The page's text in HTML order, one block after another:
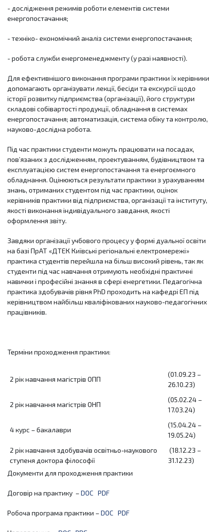
- дослідження режимів роботи елементів системи
енергопостачання;
- техніко- економічний аналіз системи енергопостачання;
- робота служби енергоменеджменту (у разі наявності).
Для ефективнішого виконання програми практики їх керівники
допомагають організувати лекції, бесіди та екскурсії щодо
історії розвитку підприємства (організації), його структури
складові собівартості продукції, обладнання в системах
енергопостачання; автоматизація, система обіку та контролю,
науково-дослідна робота.
Під час практики студенти можуть працювати на посадах,
пов’язаних з дослідженням, проектуванням, будівництвом та
експлуатацією систем енергопостачання та енергоємного
обладнання. Оцінюються результати практики з урахуванням
знань, отриманих студентом під час практики, оцінок
керівників практики від підприємства, організації та інституту,
якості виконання індивідуального завдання, якості
оформлення звіту.
Завдяки організації учбового процесу у формі дуальної освіти
на базі ПрАТ «ДТЕК Київські регіональні електромережі»
практика студентів перейшла на більш високий рівень, так як
студенти під час навчання отримують необхідні практичні
навички і професійні знання в сфері енергетики. Педагогічна
практика здобувачів рівня PhD проходить на кафедрі ЕП під
керівництвом найбільш кваліфікованих науково-педагогічних
працівників.
Терміни проходження практики:
2 рік навчання магістрів ОПП
(01.09.23 –
26.10.23)
2 рік навчання магістрів ОНП
(05.02.24 –
17.03.24)
4 курс – бакалаври
(15.04.24 –
19.05.24)
2 рік навчання здобувачів освітньо-наукового
ступеня доктора філософії
(18.12.23 –
31.12.23)
Документи для проходження практики
Договір на практику –DOC PDF
Робоча програма практики –DOC PDF